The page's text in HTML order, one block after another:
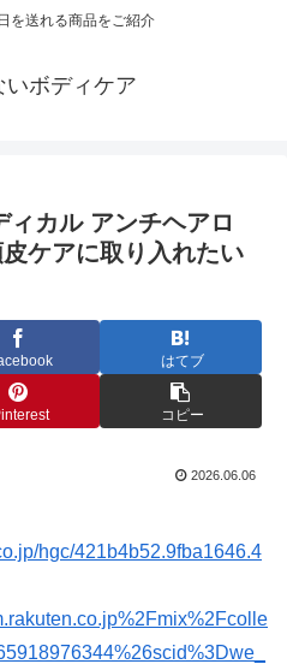
を送れる商品をご紹介
いボディケア
ィカル アンチヘアロ
ケアに取り入れたい
はてブ
コピー
2026.06.06
hgc/421b4b52.9fba1646.4